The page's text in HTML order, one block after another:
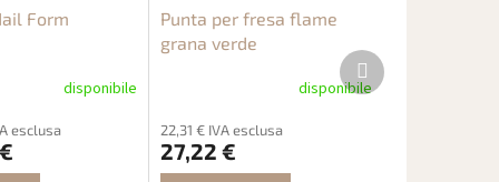
Form
disponibile
esclusa
Punta per fresa flame
grana verde
disponibile
22,31 € IVA esclusa
27,22 €
Prodotto
successivo